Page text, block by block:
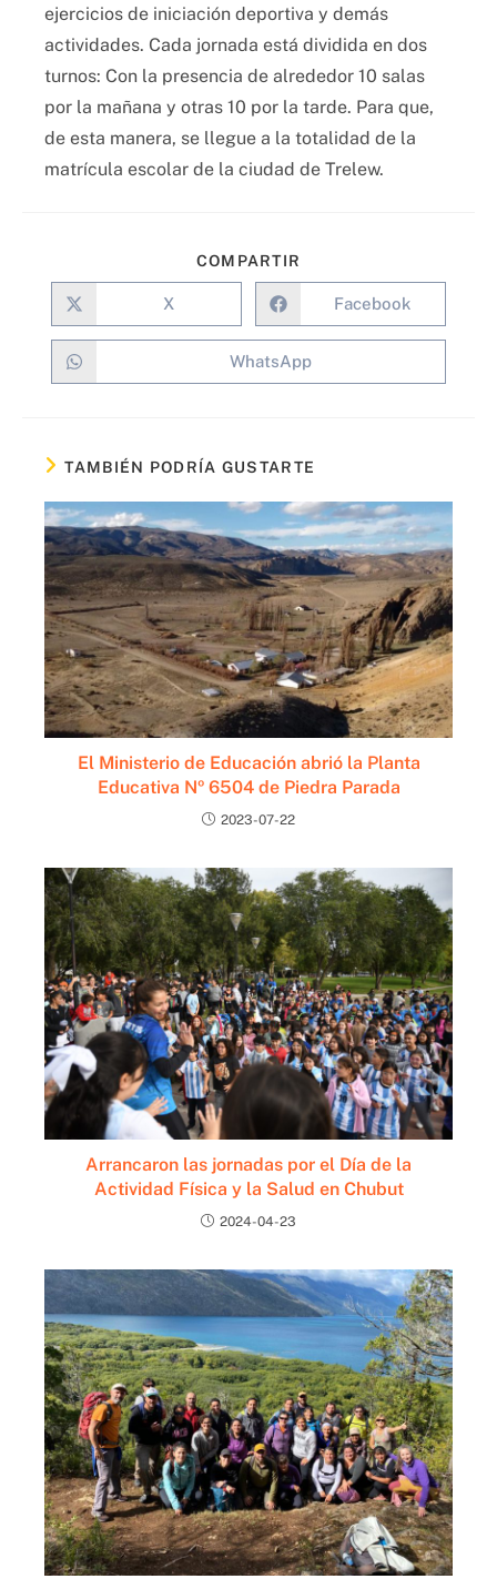
ejercicios de iniciación deportiva y demás
actividades. Cada jornada está dividida en dos
turnos: Con la presencia de alrededor 10 salas
por la mañana y otras 10 por la tarde. Para que,
de esta manera, se llegue a la totalidad de la
matrícula escolar de la ciudad de Trelew.
COMPARTIR
X Facebook
WhatsApp
TAMBIÉN PODRÍA GUSTARTE
El Ministerio de Educación abrió la Planta
Educativa Nº 6504 de Piedra Parada
2023-07-22
Arrancaron las jornadas por el Día de la
Actividad Física y la Salud en Chubut
2024-04-23